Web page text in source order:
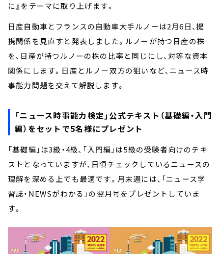
に』をテーマに取り上げます。
日産自動車とフランスの自動車大手ルノーは2月6日、提
携関係を見直すと発表しました。ルノーが持つ日産の株
を、日産が持つルノーの株の比率と同じにし、対等な資本
関係にします。日産とルノー双方の狙いなど、ニュース時
事能力問題を交えて解説します。
「ニュース時事能力検定」公式テキスト（基礎編・入門
編）をセットで5名様にプレゼント
「基礎編」は3級・4級、「入門編」は5級の受験者向けのテキ
ストとなっていますが、日頃チェックしているニュースの
理解を深める上でも最適です。月末週には、「ニュース学
習誌・NEWSがわかる」の翌月号をプレゼントしていま
す。